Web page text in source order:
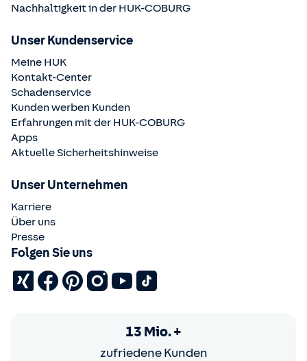
Nachhaltigkeit in der HUK-COBURG
Unser Kundenservice
Meine HUK
Kontakt-Center
Schadenservice
Kunden werben Kunden
Erfahrungen mit der HUK-COBURG
Apps
Aktuelle Sicherheitshinweise
Unser Unternehmen
Karriere
Über uns
Presse
Folgen Sie uns
13 Mio. +
zufriedene Kunden